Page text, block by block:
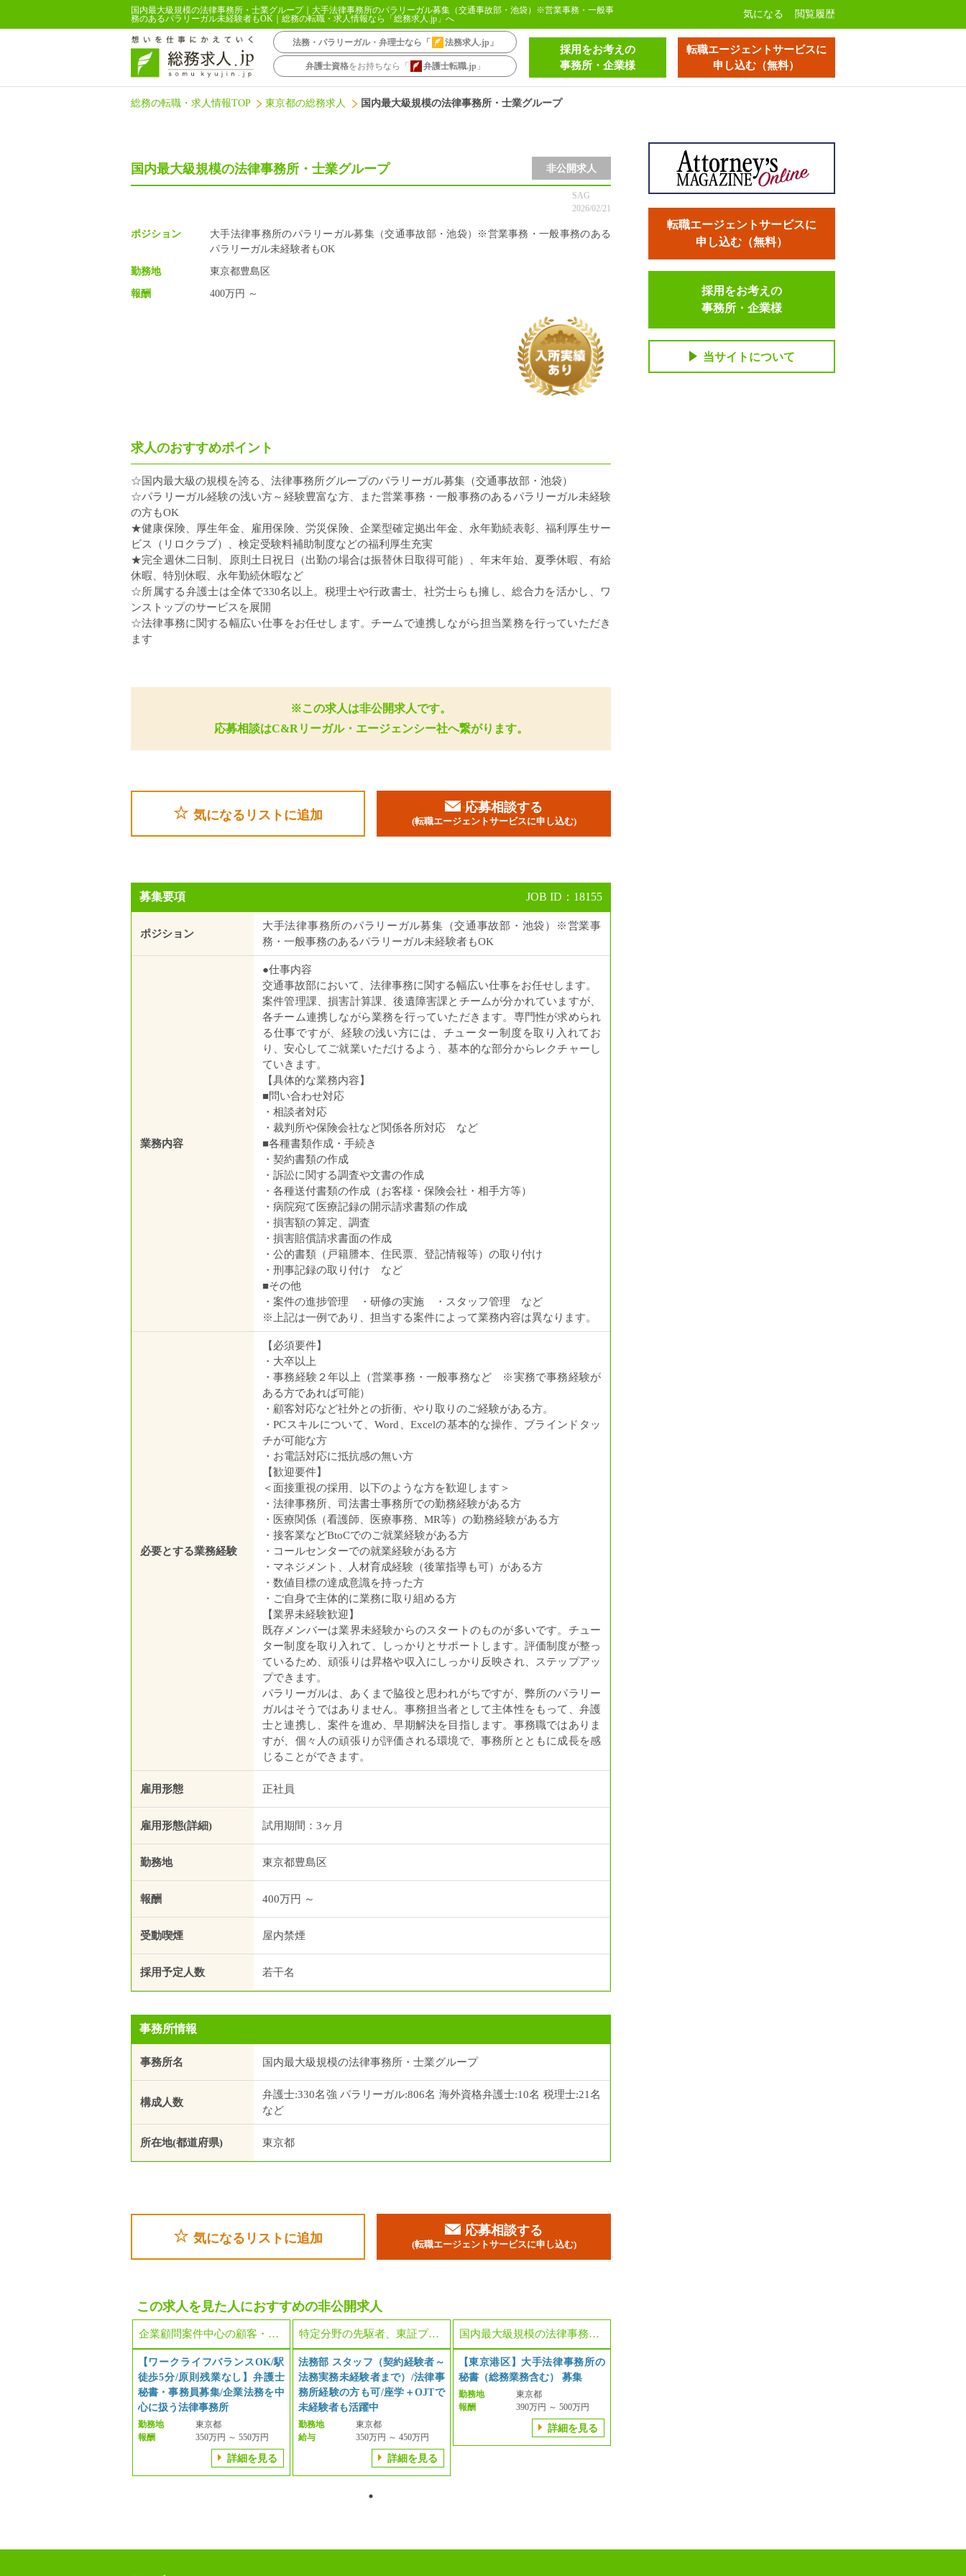
国内最大級規模の法律事務所・士業グループ｜大手法律事務所のパラリーガル募集（交通事故部・池袋）※営業事務・一般事
務のあるパラリーガル未経験者もOK｜総務の転職・求人情報なら「総務求人.jp」へ
気になる 閲覧履歴
法務・パラリーガル・弁理士なら「 法務求人.jp 」
弁護士資格をお持ちなら「 弁護士転職.jp 」
採用をお考えの
事務所・企業様
転職エージェントサービスに
申し込む（無料）
総務の転職・求人情報TOP 東京都の総務求人 国内最大級規模の法律事務所・士業グループ
国内最大級規模の法律事務所・士業グループ 非公開求人
ポジション
大手法律事務所のパラリーガル募集（交通事故部・池袋）※営業事務・一般事務のある
パラリーガル未経験者もOK
勤務地 東京都豊島区
報酬 400万円 ～
SAG
2026/02/21
求人のおすすめポイント
☆国内最大級の規模を誇る、法律事務所グループのパラリーガル募集（交通事故部・池袋）
☆パラリーガル経験の浅い方～経験豊富な方、また営業事務・一般事務のあるパラリーガル未経験
の方もOK
★健康保険、厚生年金、雇用保険、労災保険、企業型確定拠出年金、永年勤続表彰、福利厚生サー
ビス（リロクラブ）、検定受験料補助制度などの福利厚生充実
★完全週休二日制、原則土日祝日（出勤の場合は振替休日取得可能）、年末年始、夏季休暇、有給
休暇、特別休暇、永年勤続休暇など
☆所属する弁護士は全体で330名以上。税理士や行政書士、社労士らも擁し、総合力を活かし、ワ
ンストップのサービスを展開
☆法律事務に関する幅広い仕事をお任せします。チームで連携しながら担当業務を行っていただき
ます
※この求人は非公開求人です。
応募相談はC&Rリーガル・エージェンシー社へ繋がります。
気になるリストに追加
応募相談する
(転職エージェントサービスに申し込む)
募集要項 JOB ID：18155
ポジション
大手法律事務所のパラリーガル募集（交通事故部・池袋）※営業事
務・一般事務のあるパラリーガル未経験者もOK
業務内容
●仕事内容
交通事故部において、法律事務に関する幅広い仕事をお任せします。
案件管理課、損害計算課、後遺障害課とチームが分かれていますが、
各チーム連携しながら業務を行っていただきます。専門性が求められ
る仕事ですが、経験の浅い方には、チューター制度を取り入れてお
り、安心してご就業いただけるよう、基本的な部分からレクチャーし
ていきます。
【具体的な業務内容】
■問い合わせ対応
・相談者対応
・裁判所や保険会社など関係各所対応 など
■各種書類作成・手続き
・契約書類の作成
・訴訟に関する調査や文書の作成
・各種送付書類の作成（お客様・保険会社・相手方等）
・病院宛て医療記録の開示請求書類の作成
・損害額の算定、調査
・損害賠償請求書面の作成
・公的書類（戸籍謄本、住民票、登記情報等）の取り付け
・刑事記録の取り付け など
■その他
・案件の進捗管理 ・研修の実施 ・スタッフ管理 など
※上記は一例であり、担当する案件によって業務内容は異なります。
必要とする業務経験
【必須要件】
・大卒以上
・事務経験２年以上（営業事務・一般事務など ※実務で事務経験が
ある方であれば可能）
・顧客対応など社外との折衝、やり取りのご経験がある方。
・PCスキルについて、Word、Excelの基本的な操作、ブラインドタッ
チが可能な方
・お電話対応に抵抗感の無い方
【歓迎要件】
＜面接重視の採用、以下のような方を歓迎します＞
・法律事務所、司法書士事務所での勤務経験がある方
・医療関係（看護師、医療事務、MR等）の勤務経験がある方
・接客業などBtoCでのご就業経験がある方
・コールセンターでの就業経験がある方
・マネジメント、人材育成経験（後輩指導も可）がある方
・数値目標の達成意識を持った方
・ご自身で主体的に業務に取り組める方
【業界未経験歓迎】
既存メンバーは業界未経験からのスタートのものが多いです。チュー
ター制度を取り入れて、しっかりとサポートします。評価制度が整っ
ているため、頑張りは昇格や収入にしっかり反映され、ステップアッ
プできます。
パラリーガルは、あくまで脇役と思われがちですが、弊所のパラリー
ガルはそうではありません。事務担当者として主体性をもって、弁護
士と連携し、案件を進め、早期解決を目指します。事務職ではありま
すが、個々人の頑張りが評価される環境で、事務所とともに成長を感
じることができます。
雇用形態 正社員
雇用形態(詳細) 試用期間：3ヶ月
勤務地 東京都豊島区
報酬 400万円 ～
受動喫煙 屋内禁煙
採用予定人数 若干名
事務所情報
事務所名 国内最大級規模の法律事務所・士業グループ
構成人数
弁護士:330名強 パラリーガル:806名 海外資格弁護士:10名 税理士:21名
など
所在地(都道府県) 東京都
気になるリストに追加
応募相談する
(転職エージェントサービスに申し込む)
この求人を見た人におすすめの非公開求人
企業顧問案件中心の顧客・所内の顔がみえる事務所
【ワークライフバランスOK/駅
徒歩5分/原則残業なし】弁護士
秘書・事務員募集/企業法務を中
心に扱う法律事務所
勤務地
東京都
報酬
350万円 ～ 550万円
詳細を見る
特定分野の先駆者、東証プライム、安定感のある成長企業
法務部 スタッフ（契約経験者～
法務実務未経験者まで）/法律事
務所経験の方も可/座学＋OJTで
未経験者も活躍中
勤務地
東京都
給与
350万円 ～ 450万円
詳細を見る
国内最大級規模の法律事務所・士業グループ
【東京港区】大手法律事務所の
秘書（総務業務含む） 募集
勤務地
東京都
報酬
390万円 ～ 500万円
詳細を見る
転職エージェントサービスに
申し込む（無料）
採用をお考えの
事務所・企業様
当サイトについて